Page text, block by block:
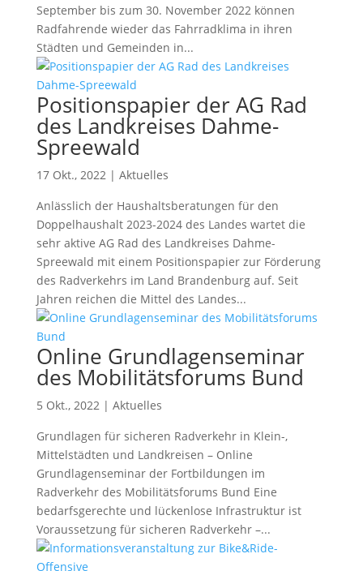
September bis zum 30. November 2022 können
Radfahrende wieder das Fahrradklima in ihren
Städten und Gemeinden in...
Positionspapier der AG Rad
des Landkreises Dahme-
Spreewald
17 Okt., 2022| Aktuelles
Anlässlich der Haushaltsberatungen für den
Doppelhaushalt 2023-2024 des Landes wartet die
sehr aktive AG Rad des Landkreises Dahme-
Spreewald mit einem Positionspapier zur Förderung
des Radverkehrs im Land Brandenburg auf. Seit
Jahren reichen die Mittel des Landes...
Online Grundlagenseminar
des Mobilitätsforums Bund
5 Okt., 2022| Aktuelles
Grundlagen für sicheren Radverkehr in Klein-,
Mittelstädten und Landkreisen – Online
Grundlagenseminar der Fortbildungen im
Radverkehr des Mobilitätsforums Bund Eine
bedarfsgerechte und lückenlose Infrastruktur ist
Voraussetzung für sicheren Radverkehr –...